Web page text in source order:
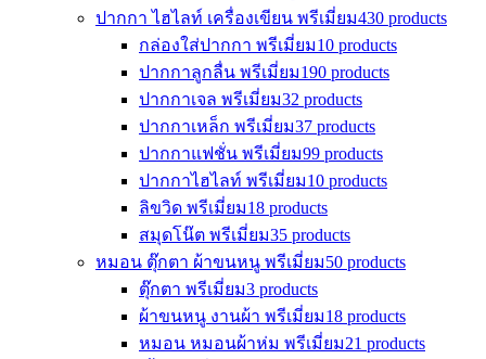
ปากกา ไฮไลท์ เครื่องเขียน พรีเมี่ยม430 products
กล่องใส่ปากกา พรีเมี่ยม10 products
ปากกาลูกลื่น พรีเมี่ยม190 products
ปากกาเจล พรีเมี่ยม32 products
ปากกาเหล็ก พรีเมี่ยม37 products
ปากกาแฟชั่น พรีเมี่ยม99 products
ปากกาไฮไลท์ พรีเมี่ยม10 products
ลิขวิด พรีเมี่ยม18 products
สมุดโน๊ต พรีเมี่ยม35 products
หมอน ตุ๊กตา ผ้าขนหนู พรีเมี่ยม50 products
ตุ๊กตา พรีเมี่ยม3 products
ผ้าขนหนู งานผ้า พรีเมี่ยม18 products
หมอน หมอนผ้าห่ม พรีเมี่ยม21 products